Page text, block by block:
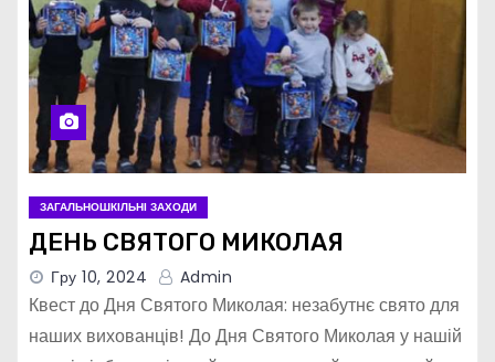
ЗАГАЛЬНОШКІЛЬНІ ЗАХОДИ
ДЕНЬ СВЯТОГО МИКОЛАЯ
Гру 10, 2024 Admin
Квест до Дня Святого Миколая: незабутнє свято для
наших вихованців! До Дня Святого Миколая у нашій